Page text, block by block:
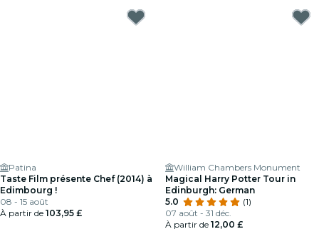
Patina
Taste Film présente Chef (2014) à
Edimbourg !
08 - 15 août
À partir de 103,95 £
William Chambers Monument
Magical Harry Potter Tour in
Edinburgh: German
5.0
(1)
07 août - 31 déc.
À partir de 12,00 £